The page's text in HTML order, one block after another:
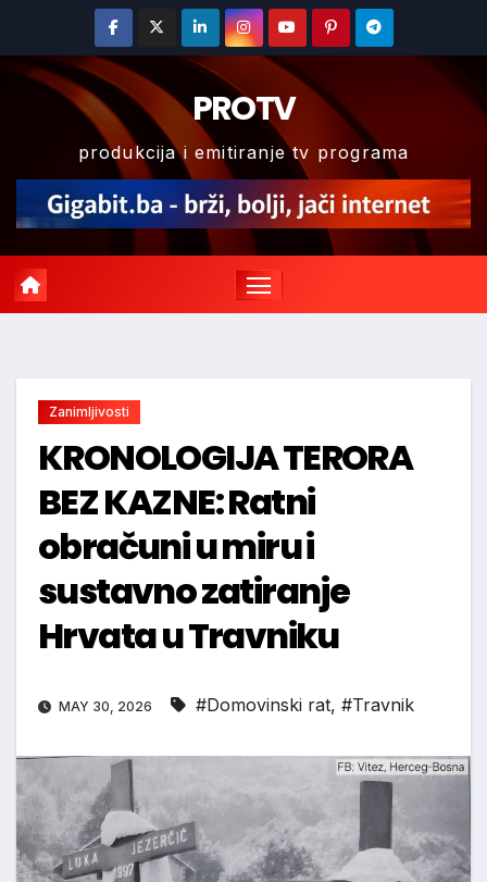
content
PROTV
produkcija i emitiranje tv programa
Zanimljivosti
KRONOLOGIJA TERORA
BEZ KAZNE: Ratni
obračuni u miru i
sustavno zatiranje
Hrvata u Travniku
MAY 30, 2026 #Domovinski rat, #Travnik